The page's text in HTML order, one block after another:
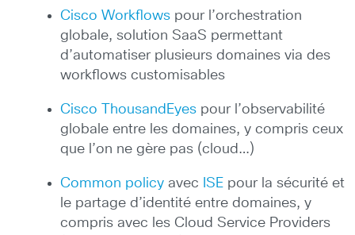
Cisco Workflows pour l’orchestration
globale, solution SaaS permettant
d’automatiser plusieurs domaines via des
workflows customisables
Cisco ThousandEyes pour l’observabilité
globale entre les domaines, y compris ceux
que l’on ne gère pas (cloud…)
Common policy avec ISE pour la sécurité et
le partage d’identité entre domaines, y
compris avec les Cloud Service Providers